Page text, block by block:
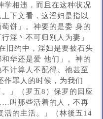
学相违，而且在这种状况
下文看，这淫妇是指以
饼」。神要的是委 身的
淫丶不可归别人为妻」
旧约中，淫妇是要被石头
华还是爱 他们」。神的
计算人不配得。祂甚至
作罪人的时候，为我们
」（罗五8）保罗的回应
叫那些活着的人，不再
活的主活。」（林後五14